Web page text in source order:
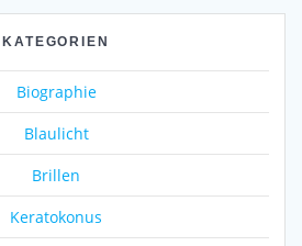
KATEGORIEN
Biographie
Blaulicht
Brillen
Keratokonus